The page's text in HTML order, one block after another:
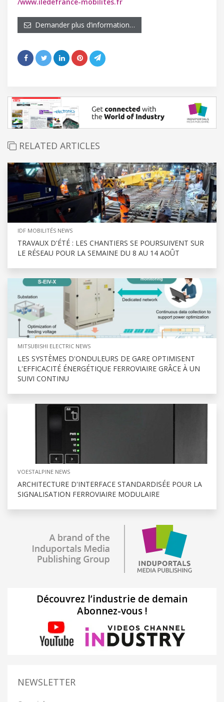
Demander plus d’information…
RELATED ARTICLES
IDF MOBILITÉS NEWS
TRAVAUX D'ÉTÉ : LES CHANTIERS SE POURSUIVENT SUR
LE RÉSEAU POUR LA SEMAINE DU 8 AU 14 AOÛT
MITSUBISHI ELECTRIC NEWS
LES SYSTÈMES D'ONDULEURS DE GARE OPTIMISENT
L'EFFICACITÉ ÉNERGÉTIQUE FERROVIAIRE GRÂCE À UN
SUIVI CONTINU
VOESTALPINE NEWS
ARCHITECTURE D'INTERFACE STANDARDISÉE POUR LA
SIGNALISATION FERROVIAIRE MODULAIRE
Découvrez l’industrie de demain
Abonnez-vous !
NEWSLETTER